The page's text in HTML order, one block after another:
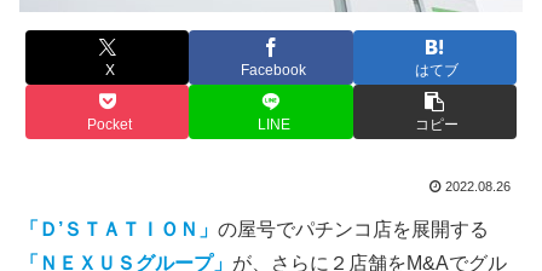
X Facebook はてブ
Pocket LINE コピー
2022.08.26
「Ｄ’ＳＴＡＴＩＯＮ」 の屋号でパチンコ店を展開する
「ＮＥＸＵＳグループ」 が、さらに２店舗をM&Aでグル